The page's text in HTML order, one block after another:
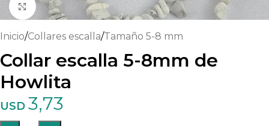
Haga clic para ampliar
Inicio/Collares escalla/Tamaño 5-8 mm
Collar escalla 5-8mm de
Howlita
USD 3,73